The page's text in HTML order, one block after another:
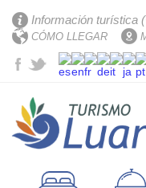
Información turística
CÓMO LLEGAR